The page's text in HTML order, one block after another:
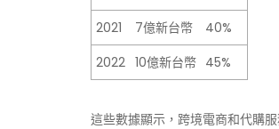
2021
7億新台幣
40%
2022 10億新台幣 45%
這些數據顯示，跨境電商和代購